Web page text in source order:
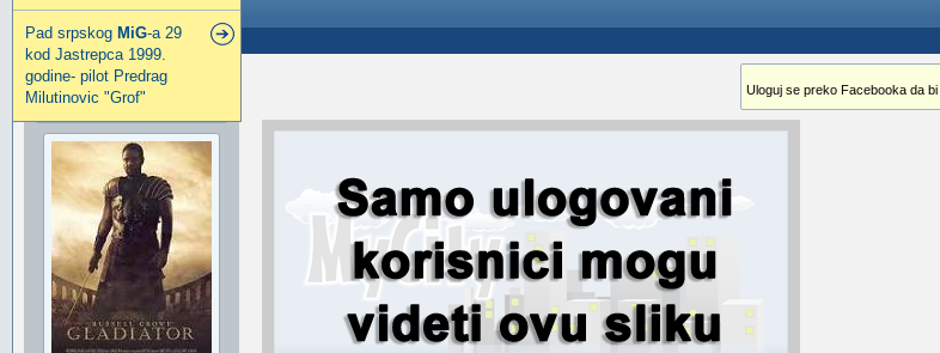
Pad srpskog MiG-a 29
kod Jastrepca 1999.
godine- pilot Predrag
Milutinovic "Grof"
MiG-29 Fulcrum
Poslao: 17 Okt 2009 16:20
DJORDJE-NO-1
Uloguj se preko Facebooka da bi